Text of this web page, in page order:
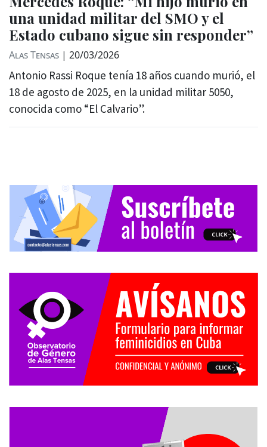
una unidad militar del SMO y el
Estado cubano sigue sin responder”
Alas Tensas | 20/03/2026
Antonio Rassi Roque tenía 18 años cuando murió, el
18 de agosto de 2025, en la unidad militar 5050,
conocida como “El Calvario”.